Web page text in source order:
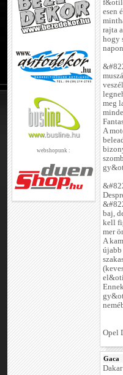
webshopunk :
esen
rajta
hogy
meg
A
baj,
kell
mer
A
újabb
Opel
Gaca